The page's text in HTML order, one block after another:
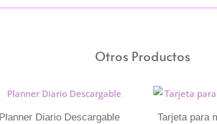
Otros Productos
Planner Diario Descargable Tarjeta para